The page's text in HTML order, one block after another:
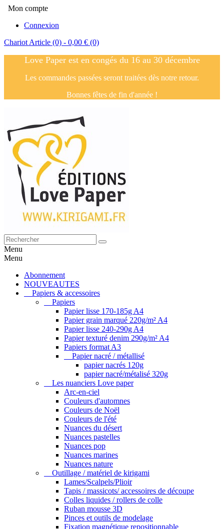
Mon compte
Connexion
Chariot Article (0) - 0,00 € (0)
Love Paper est en congés du 16 au 30 décembre
Les commandes passées seront traitées dès notre retour.
Bonnes fêtes de fin d'année !
Menu
Menu
Abonnement
NOUVEAUTES
Papiers & accessoires
Papiers
Papier lisse 170-185g A4
Papier grain marqué 220g/m² A4
Papier lisse 240-290g A4
Papier texturé denim 290g/m² A4
Papiers format A3
Papier nacré / métallisé
papier nacrés 120g
papier nacré/métalisé 320g
Les nuanciers Love paper
Arc-en-ciel
Couleurs d'automnes
Couleurs de Noël
Couleurs de l'été
Nuances du désert
Nuances pastelles
Nuances pop
Nuances marines
Nuances nature
Outillage / matériel de kirigami
Lames/Scalpels/Plioir
Tapis / massicots/ accessoires de découpe
Colles liquides / rollers de colle
Ruban mousse 3D
Pinces et outils de modelage
Fixation magnétique repositionnable